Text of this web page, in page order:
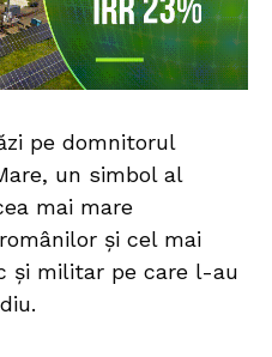
pe domnitorul
un simbol al
mai mare
și cel mai
și militar pe care l-au